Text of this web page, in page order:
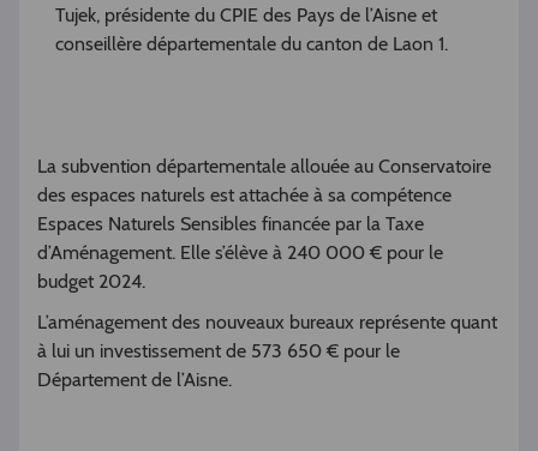
Tujek, présidente du CPIE des Pays de l’Aisne et
conseillère départementale du canton de Laon 1.
La subvention départementale allouée au Conservatoire
des espaces naturels est attachée à sa compétence
Espaces Naturels Sensibles financée par la Taxe
d’Aménagement. Elle s’élève à 240 000 € pour le
budget 2024.
L’aménagement des nouveaux bureaux représente quant
à lui un investissement de 573 650 € pour le
Département de l’Aisne.